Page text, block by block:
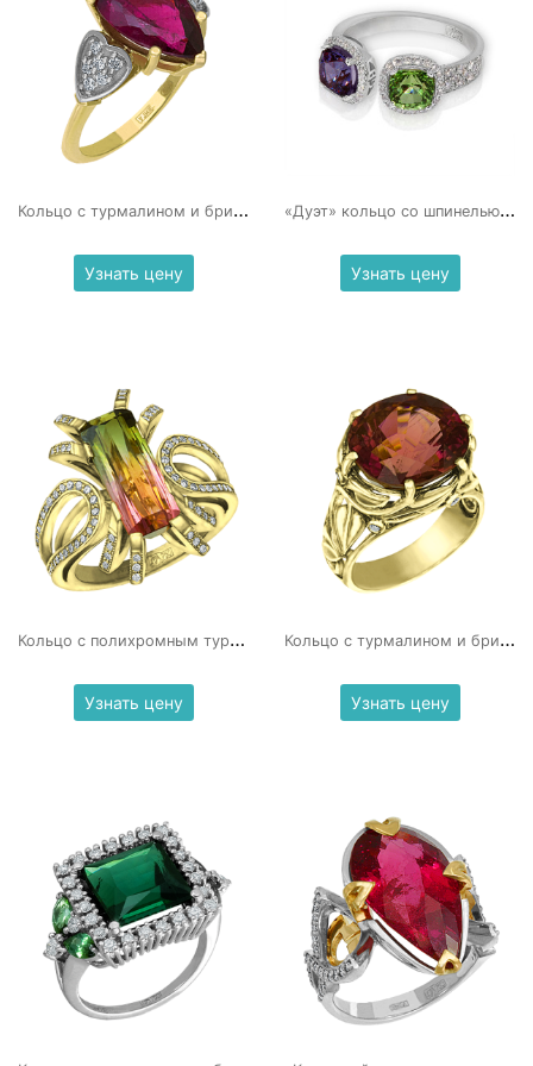
К
ольцо с турмалином и бриллиантами
Узнать цену
«
Дуэт» кольцо со шпинелью и турмалином
Узнать цену
К
ольцо с полихромным турмалином
Узнать цену
К
ольцо с турмалином и бриллиантами
Узнать цену